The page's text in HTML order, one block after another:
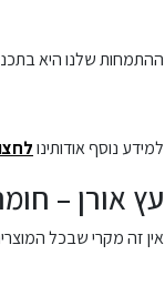
ההתמחות שלנו היא
למידע נוסף אודותינו
עץ אורן –
אין זה מקרי שבכל